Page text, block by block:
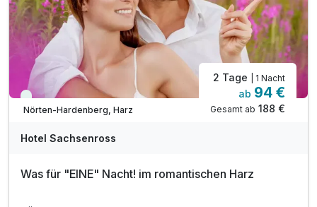
Viele Termine frei
Nörten-Hardenberg, Harz
2 Tage | 1 Nacht
ab 94 €
Gesamt ab 188 €
Hotel Sachsenross
Was für "EINE" Nacht! im romantischen Harz